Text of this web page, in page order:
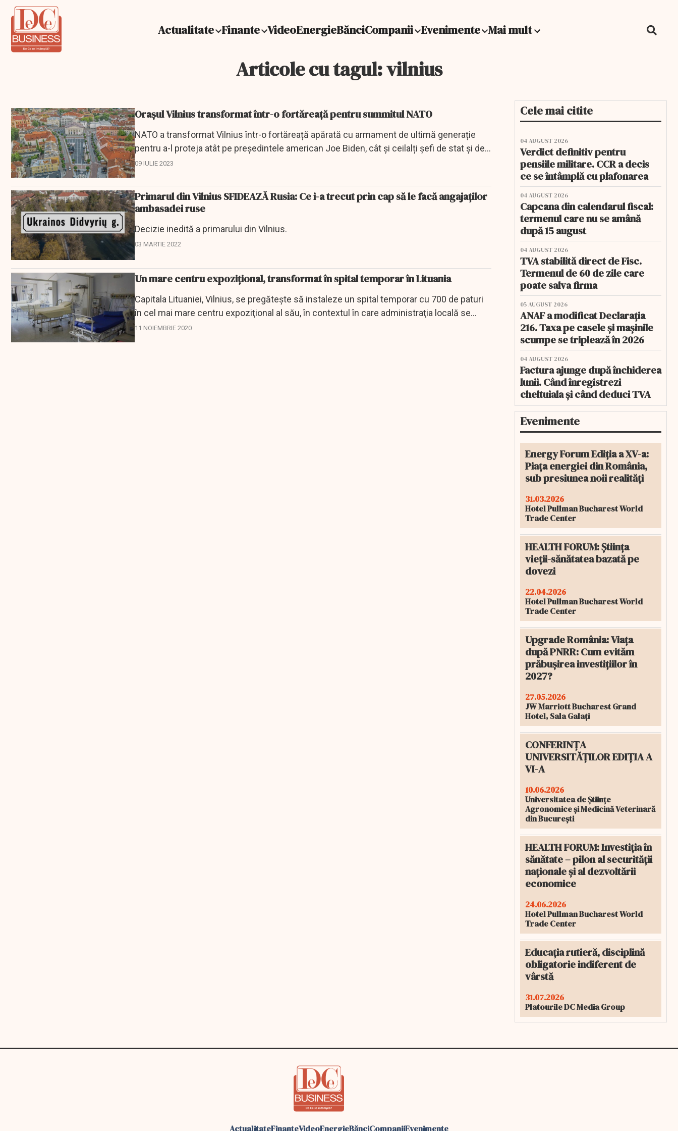
Actualitate Finante VideoEnergieBănciCompanii Evenimente Mai mult
Articole cu tagul: vilnius
Orașul Vilnius transformat într-o fortăreață pentru summitul NATO
NATO a transformat Vilnius într-o fortăreață apărată cu armament de ultimă generație
pentru a-l proteja atât pe președintele american Joe Biden, cât și ceilalți șefi de stat și de...
09 IULIE 2023
Primarul din Vilnius SFIDEAZĂ Rusia: Ce i-a trecut prin cap să le facă angajaţilor
ambasadei ruse
Decizie inedită a primarului din Vilnius.
03 MARTIE 2022
Un mare centru expozițional, transformat în spital temporar în Lituania
Capitala Lituaniei, Vilnius, se pregăteşte să instaleze un spital temporar cu 700 de paturi
în cel mai mare centru expoziţional al său, în contextul în care administraţia locală se
teme că...
11 NOIEMBRIE 2020
Cele mai citite
04 AUGUST 2026
Verdict definitiv pentru
pensiile militare. CCR a decis
ce se întâmplă cu plafonarea
04 AUGUST 2026
Capcana din calendarul fiscal:
termenul care nu se amână
după 15 august
04 AUGUST 2026
TVA stabilită direct de Fisc.
Termenul de 60 de zile care
poate salva firma
05 AUGUST 2026
ANAF a modificat Declarația
216. Taxa pe casele și mașinile
scumpe se triplează în 2026
04 AUGUST 2026
Factura ajunge după închiderea
lunii. Când înregistrezi
cheltuiala și când deduci TVA
Evenimente
Energy Forum Ediția a XV-a:
Piața energiei din România,
sub presiunea noii realități
31.03.2026
Hotel Pullman Bucharest World
Trade Center
HEALTH FORUM: Știința
vieții-sănătatea bazată pe
dovezi
22.04.2026
Hotel Pullman Bucharest World
Trade Center
Upgrade România: Viața
după PNRR: Cum evităm
prăbușirea investițiilor în
2027?
27.05.2026
JW Marriott Bucharest Grand
Hotel, Sala Galați
CONFERINȚA
UNIVERSITĂȚILOR EDIȚIA A
VI-A
10.06.2026
Universitatea de Științe
Agronomice și Medicină Veterinară
din București
HEALTH FORUM: Investiția în
sănătate – pilon al securității
naționale și al dezvoltării
economice
24.06.2026
Hotel Pullman Bucharest World
Trade Center
Educația rutieră, disciplină
obligatorie indiferent de
vârstă
31.07.2026
Platourile DC Media Group
ActualitateFinanteVideoEnergieBănciCompaniiEvenimente